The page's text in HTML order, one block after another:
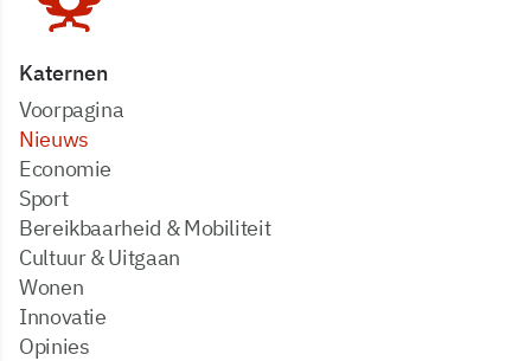
Katernen
Voorpagina
Nieuws
Economie
Sport
Bereikbaarheid & Mobiliteit
Cultuur & Uitgaan
Wonen
Innovatie
Opinies